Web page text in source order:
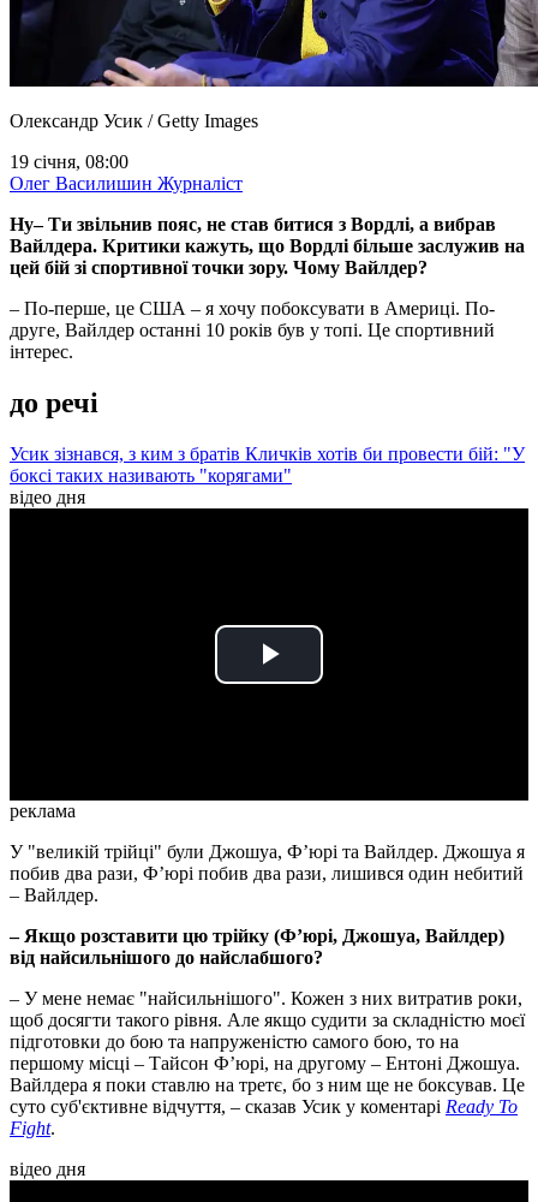
Олександр Усик / Getty Images
19 січня, 08:00
Олег Василишин Журналіст
Ну– Ти звільнив пояс, не став битися з Вордлі, а вибрав
Вайлдера. Критики кажуть, що Вордлі більше заслужив на
цей бій зі спортивної точки зору. Чому Вайлдер?
– По-перше, це США – я хочу побоксувати в Америці. По-
друге, Вайлдер останні 10 років був у топі. Це спортивний
інтерес.
до речі
Усик зізнався, з ким з братів Кличків хотів би провести бій: "У
боксі таких називають "корягами"
відео дня
Play
реклама
У "великій трійці" були Джошуа, Ф’юрі та Вайлдер. Джошуа я
побив два рази, Ф’юрі побив два рази, лишився один небитий
– Вайлдер.
– Якщо розставити цю трійку (Ф’юрі, Джошуа, Вайлдер)
від найсильнішого до найслабшого?
– У мене немає "найсильнішого". Кожен з них витратив роки,
щоб досягти такого рівня. Але якщо судити за складністю моєї
підготовки до бою та напруженістю самого бою, то на
першому місці – Тайсон Ф’юрі, на другому – Ентоні Джошуа.
Вайлдера я поки ставлю на третє, бо з ним ще не боксував. Це
суто суб'єктивне відчуття, – сказав Усик у коментарі Ready To
Fight.
відео дня